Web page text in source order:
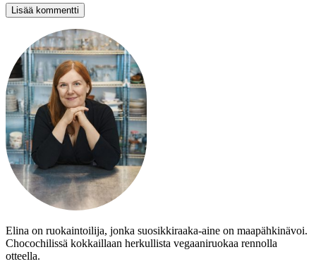
Elina on ruokaintoilija, jonka suosikkiraaka-aine on maapähkinävoi.
Chocochilissä kokkaillaan herkullista vegaaniruokaa rennolla
otteella.